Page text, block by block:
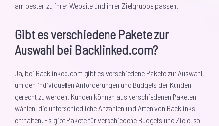
am besten zu ihrer Website und ihrer Zielgruppe passen.
Gibt es verschiedene Pakete zur
Auswahl bei Backlinked.com?
Ja, bei Backlinked.com gibt es verschiedene Pakete zur Auswahl,
um den individuellen Anforderungen und Budgets der Kunden
gerecht zu werden. Kunden können aus verschiedenen Paketen
wählen, die unterschiedliche Anzahlen und Arten von Backlinks
enthalten. Es gibt Pakete für verschiedene Budgets und Ziele, so